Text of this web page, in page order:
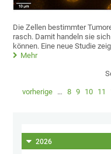
Die Zellen bestimmter
rasch. Damit handeln sie
können. Eine neue Studie
Mehr
vorherige … 8 9 10 11
2026